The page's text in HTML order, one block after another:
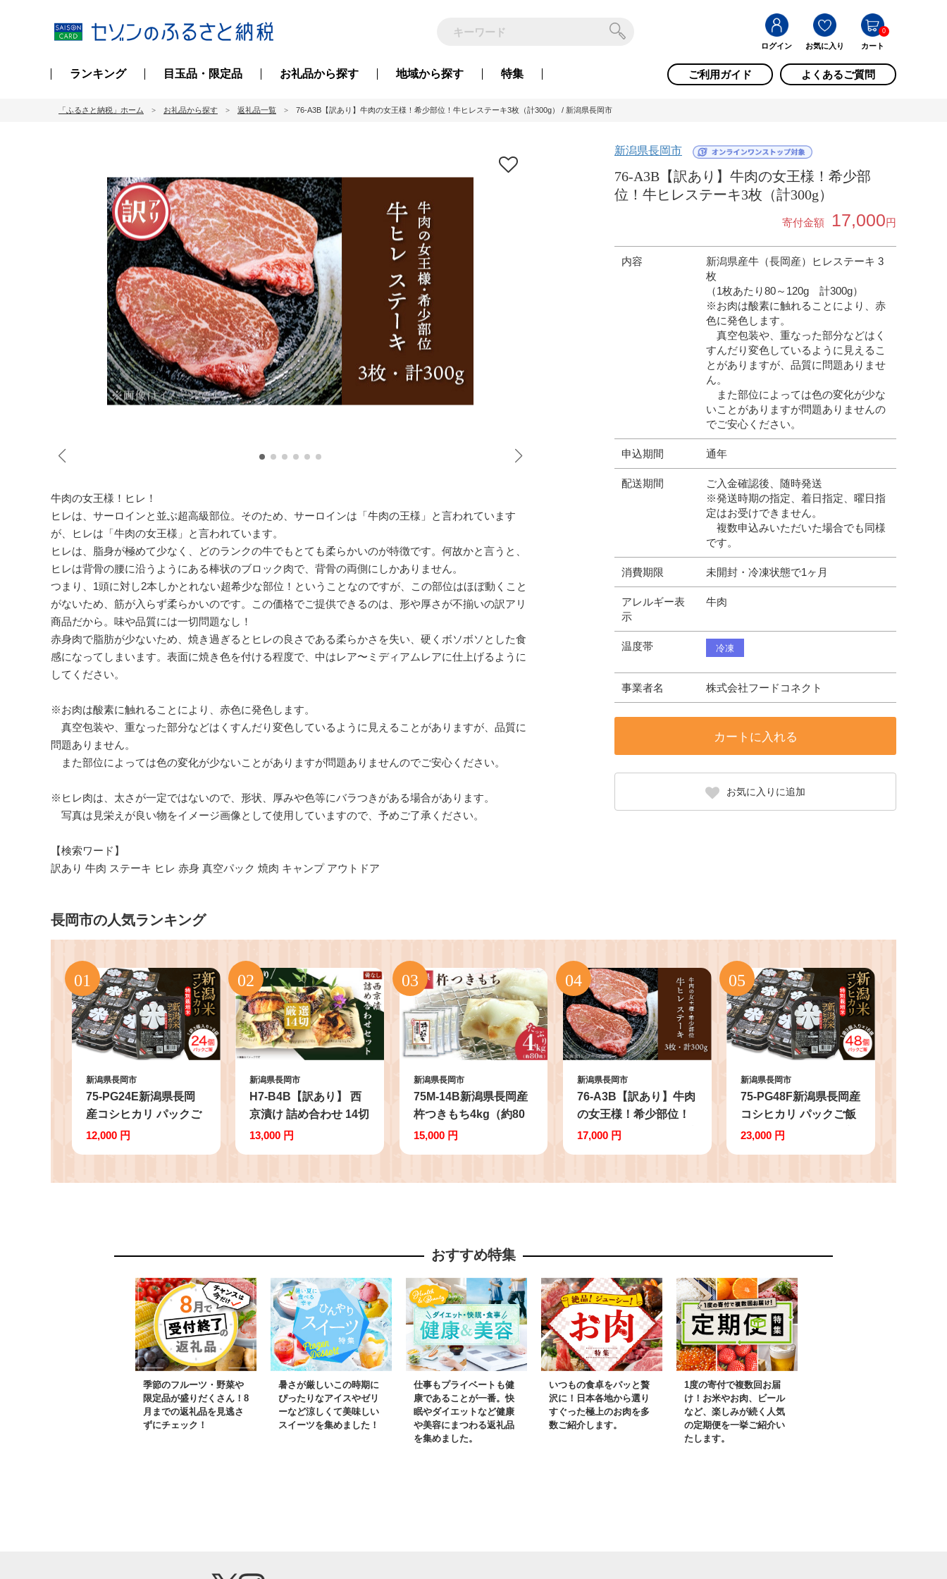
ログイン お気に入り カート
0
ランキング 目玉品・限定品 お礼品から探す 地域から探す 特集 ご利用ガイド よくあるご質問
「ふるさと納税」ホーム お礼品から探す 返礼品一覧 76-A3B【訳あり】牛肉の女王様！希少部位！牛ヒレステーキ3枚（計300g） / 新潟県長岡市
新潟県長岡市
76-A3B【訳あり】牛肉の女王様！希少部
位！牛ヒレステーキ3枚（計300g）
寄付金額 17,000円
内容
新潟県産牛（長岡産）ヒレステーキ 3
枚
（1枚あたり80～120g 計300g）
※お肉は酸素に触れることにより、赤
色に発色します。
真空包装や、重なった部分などはく
すんだり変色しているように見えるこ
とがありますが、品質に問題ありませ
ん。
また部位によっては色の変化が少な
いことがありますが問題ありませんの
でご安心ください。
申込期間 通年
配送期間
ご入金確認後、随時発送
※発送時期の指定、着日指定、曜日指
定はお受けできません。
複数申込みいただいた場合でも同様
です。
消費期限 未開封・冷凍状態で1ヶ月
アレルギー表
示
牛肉
温度帯 冷凍
事業者名 株式会社フードコネクト
カートに入れる
お気に入りに追加
牛肉の女王様！ヒレ！
ヒレは、サーロインと並ぶ超高級部位。そのため、サーロインは「牛肉の王様」と言われています
が、ヒレは「牛肉の女王様」と言われています。
ヒレは、脂身が極めて少なく、どのランクの牛でもとても柔らかいのが特徴です。何故かと言うと、
ヒレは背骨の腰に沿うようにある棒状のブロック肉で、背骨の両側にしかありません。
つまり、1頭に対し2本しかとれない超希少な部位！ということなのですが、この部位はほぼ動くこと
がないため、筋が入らず柔らかいのです。この価格でご提供できるのは、形や厚さが不揃いの訳アリ
商品だから。味や品質には一切問題なし！
赤身肉で脂肪が少ないため、焼き過ぎるとヒレの良さである柔らかさを失い、硬くボソボソとした食
感になってしまいます。表面に焼き色を付ける程度で、中はレア〜ミディアムレアに仕上げるように
してください。
※お肉は酸素に触れることにより、赤色に発色します。
真空包装や、重なった部分などはくすんだり変色しているように見えることがありますが、品質に
問題ありません。
また部位によっては色の変化が少ないことがありますが問題ありませんのでご安心ください。
※ヒレ肉は、太さが一定ではないので、形状、厚みや色等にバラつきがある場合があります。
写真は見栄えが良い物をイメージ画像として使用していますので、予めご了承ください。
【検索ワード】
訳あり 牛肉 ステーキ ヒレ 赤身 真空パック 焼肉 キャンプ アウトドア
長岡市の人気ランキング
新潟県長岡市
75-PG24E新潟県長岡
産コシヒカリ パックご
飯150g×24個（特別栽
12,000 円
新潟県長岡市
H7-B4B【訳あり】 西
京漬け 詰め合わせ 14切
個包装 骨取り 鯖 サバ
ラ さわら
13,000 円
新潟県長岡市
75M-14B新潟県長岡産
杵つきもち4kg（約80
切れ） 餅
15,000 円
新潟県長岡市
76-A3B【訳あり】牛肉
の女王様！希少部位！
牛ヒレステーキ3枚（計
17,000 円
新潟県長岡市
75-PG48F新潟県長岡産
コシヒカリ パックご飯
150g×48個（特別栽培
23,000 円
おすすめ特集
季節のフルーツ・野菜や
限定品が盛りだくさん！8
月までの返礼品を見逃さ
ずにチェック！
暑さが厳しいこの時期に
ぴったりなアイスやゼリ
ーなど涼しくて美味しい
スイーツを集めました！
仕事もプライベートも健
康であることが一番。快
眠やダイエットなど健康
や美容にまつわる返礼品
を集めました。
いつもの食卓をパッと贅
沢に！日本各地から選り
すぐった極上のお肉を多
数ご紹介します。
1度の寄付で複数回お届
け！お米やお肉、ビール
など、楽しみが続く人気
の定期便を一挙ご紹介い
たします。